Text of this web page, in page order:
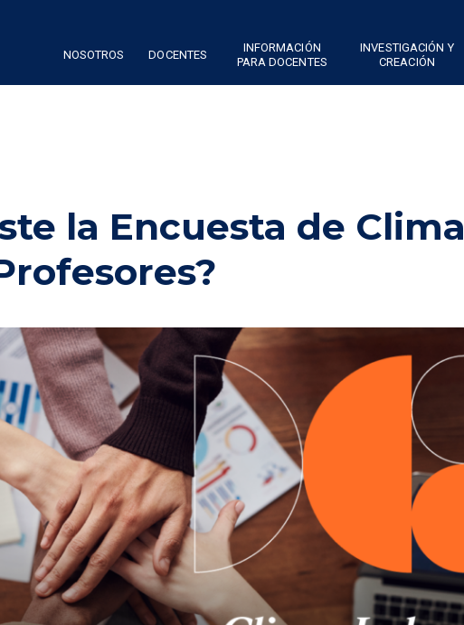
NOSOTROS DOCENTES
INFORMACIÓN
PARA DOCENTES
INVESTIGACIÓN Y
CREACIÓN
la Encuesta de Clima